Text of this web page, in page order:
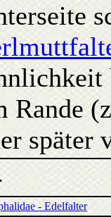
Rande
später
- Edelfalter